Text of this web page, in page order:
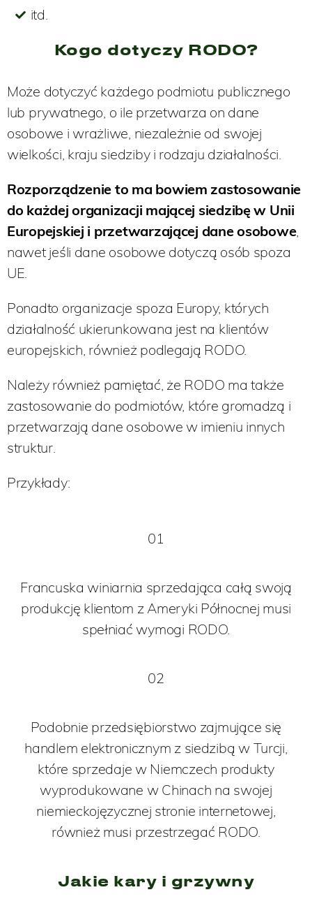
itd.
Kogo dotyczy RODO?
Może dotyczyć każdego podmiotu publicznego
lub prywatnego, o ile przetwarza on dane
osobowe i wrażliwe, niezależnie od swojej
wielkości, kraju siedziby i rodzaju działalności.
Rozporządzenie to ma bowiem zastosowanie
do każdej organizacji mającej siedzibę w Unii
Europejskiej i przetwarzającej dane osobowe,
nawet jeśli dane osobowe dotyczą osób spoza
UE.
Ponadto organizacje spoza Europy, których
działalność ukierunkowana jest na klientów
europejskich, również podlegają RODO.
Należy również pamiętać, że RODO ma także
zastosowanie do podmiotów, które gromadzą i
przetwarzają dane osobowe w imieniu innych
struktur.
Przykłady:
01
Francuska winiarnia sprzedająca całą swoją
produkcję klientom z Ameryki Północnej musi
spełniać wymogi RODO.
02
Podobnie przedsiębiorstwo zajmujące się
handlem elektronicznym z siedzibą w Turcji,
które sprzedaje w Niemczech produkty
wyprodukowane w Chinach na swojej
niemieckojęzycznej stronie internetowej,
również musi przestrzegać RODO.
Jakie kary i grzywny